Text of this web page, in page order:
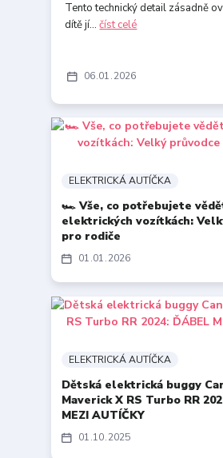
06 01 2026
Tento technický detail zásadně
dítě jí...číst celé
01 01 2026
ELEKTRICKÁ AUTÍČKA
🏎️ Vše, co potřebujete
elektrických vozítkách:
pro rodiče
01 10 2025
ELEKTRICKÁ AUTÍČKA
Dětská elektrická buggy
Maverick X RS Turbo RR
MEZI AUTÍČKY